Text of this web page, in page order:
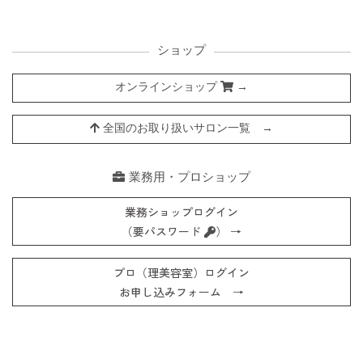
ショップ
オンラインショップ →
全国のお取り扱いサロン一覧 →
業務用・プロショップ
業務ショップログイン
（要パスワード
） →
プロ（理美容室）ログイン
お申し込みフォーム →